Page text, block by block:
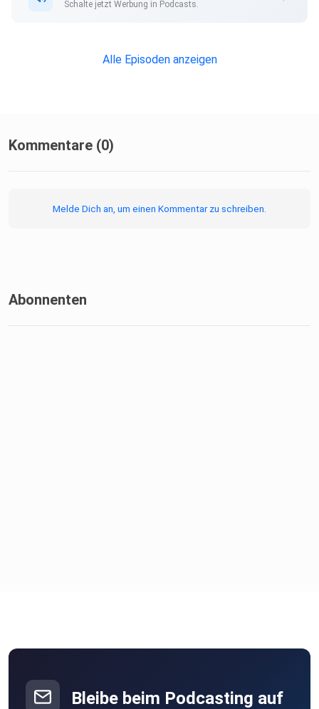
Schalte jetzt Werbung in Podcasts.
Alle Episoden anzeigen
Kommentare (0)
Melde Dich an, um einen Kommentar zu schreiben.
Abonnenten
Bleibe beim Podcasting auf